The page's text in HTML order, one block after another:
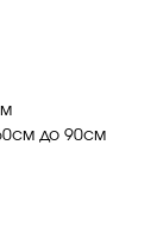
до 90см